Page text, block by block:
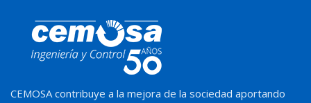
CEMOSA contribuye a la mejora de la sociedad aportando